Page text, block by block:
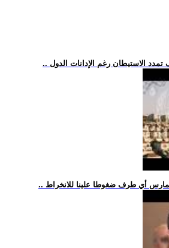
الاستيطان رغم الإدانات الدول
يمارس أي طرف ضغوطا علينا للانخراط